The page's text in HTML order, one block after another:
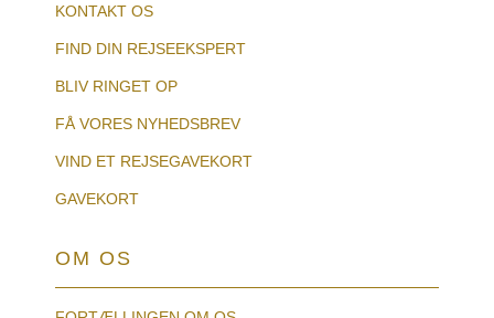
KONTAKT OS
FIND DIN REJSEEKSPERT
BLIV RINGET OP
FÅ VORES NYHEDSBREV
VIND ET REJSEGAVEKORT
GAVEKORT
OM OS